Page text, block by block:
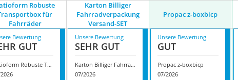
Robuste
für
Fahrräder
Karton Billiger
Fahrradverpackung
Versand-SET
Propac z-boxbicp
Bewertung
GUT
Ratioform Robuste Transportbox für Fahrräder
Unsere Bewertung
SEHR GUT
Karton Billiger Fahrradverpackung Versand-SET
07/2026
Unsere Bewertung
GUT
Propac z-boxbicp
07/2026